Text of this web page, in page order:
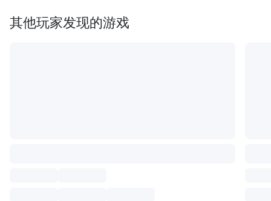
其他玩家发现的游戏